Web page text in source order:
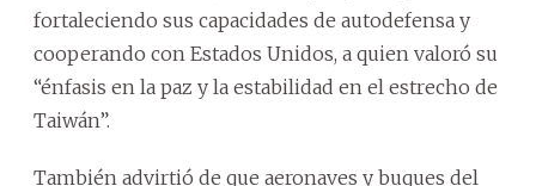
fortaleciendo sus capacidades de autodefensa y
cooperando con Estados Unidos, a quien valoró su
“énfasis en la paz y la estabilidad en el estrecho de
Taiwán”.
También advirtió de que aeronaves y buques del